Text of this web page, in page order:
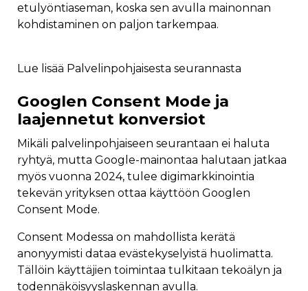
etulyöntiaseman, koska sen avulla mainonnan
kohdistaminen on paljon tarkempaa.
Lue lisää Palvelinpohjaisesta seurannasta
Googlen Consent Mode ja
laajennetut konversiot
Mikäli palvelinpohjaiseen seurantaan ei haluta
ryhtyä, mutta Google-mainontaa halutaan jatkaa
myös vuonna 2024, tulee digimarkkinointia
tekevän yrityksen ottaa käyttöön Googlen
Consent Mode.
Consent Modessa on mahdollista kerätä
anonyymisti dataa evästekyselyistä huolimatta.
Tällöin käyttäjien toimintaa tulkitaan tekoälyn ja
todennäköisyyslaskennan avulla.